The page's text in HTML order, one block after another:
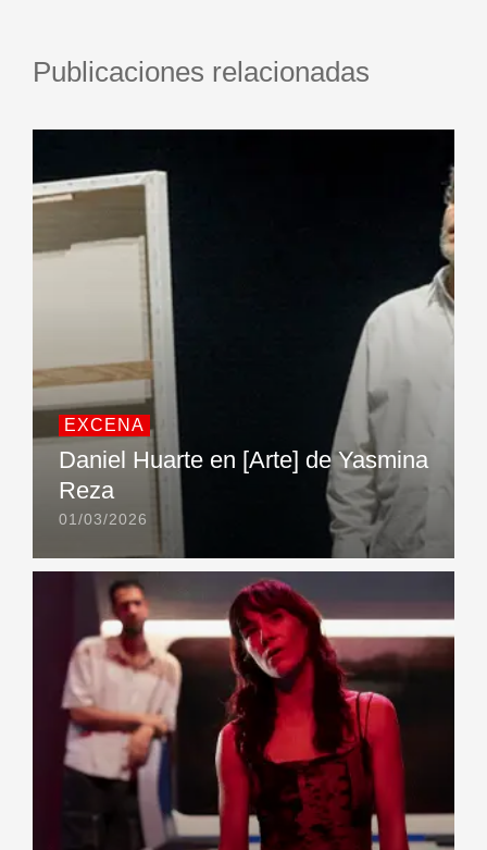
Publicaciones relacionadas
EXCENA
Daniel Huarte en [Arte] de Yasmina
Reza
01/03/2026